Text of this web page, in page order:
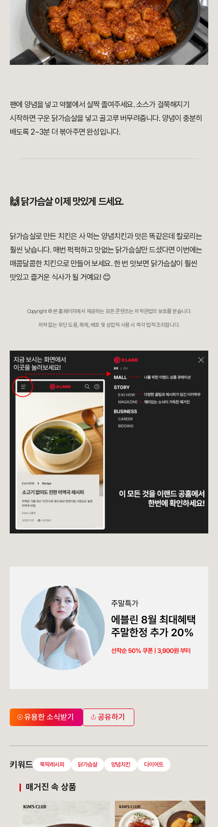
팬에 양념을 넣고 약불에서 살짝 졸여주세요. 소스가 걸쭉해지기
시작하면 구운 닭가슴살을 넣고 골고루 버무려줍니다. 양념이 충분히
배도록 2~3분 더 볶아주면 완성입니다.
🙌 닭가슴살 이제 맛있게 드세요.
닭가슴살로 만든 치킨은 사 먹는 양념치킨과 맛은 똑같은데 칼로리는
훨씬 낮습니다. 매번 퍽퍽하고 맛없는 닭가슴살만 드셨다면 이번에는
매콤달콤한 치킨으로 만들어 보세요. 한 번 맛보면 닭가슴살이 훨씬
맛있고 즐거운 식사가 될 거예요! 😊
Copyright © 본 홈페이지에서 제공하는 모든 콘텐츠는 저작권법의 보호를 받습니다.
허락 없는 무단 도용, 복제, 배포 및 상업적 사용 시 즉각 법적 조치합니다.
유용한 소식받기 공유하기
키워드 뚝딱레시피 닭가슴살 양념치킨 다이어트
매거진 속 상품